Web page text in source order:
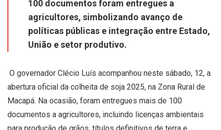
100 documentos foram entregues a
agricultores, simbolizando avanço de
políticas públicas e integração entre Estado,
União e setor produtivo.
O governador Clécio Luís acompanhou neste sábado, 12, a
abertura oficial da colheita de soja 2025, na Zona Rural de
Macapá. Na ocasião, foram entregues mais de 100
documentos a agricultores, incluindo licenças ambientais